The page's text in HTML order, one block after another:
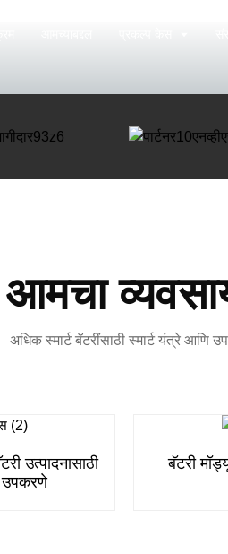
आमचा
अधिक स्मार्ट बॅटरींसाठी स्मार्ट यंत्रे आणि
उत्पादनासाठी
उपकरणे
बॅटरी